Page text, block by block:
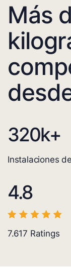
Más
320k+
Instalaciones
4.8
7.617 Ratings